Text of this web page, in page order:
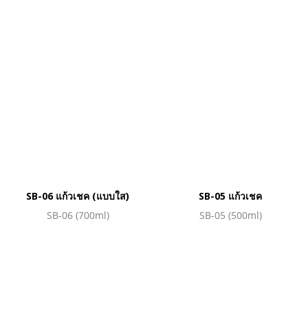
SB-06 แก้วเชค (แบบใส)
SB-06 (700ml)
SB-05 แก้วเชค
SB-05 (500ml)